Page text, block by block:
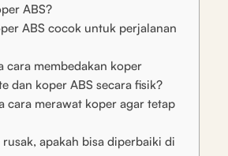
ABS?
ABS cocok untuk perjalanan
cara membedakan koper
dan koper ABS secara fisik?
cara merawat koper agar tetap
apakah bisa diperbaiki di